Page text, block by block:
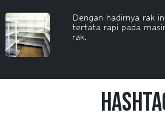
Dengan hadirnya rak
tertata rapi pada
rak.